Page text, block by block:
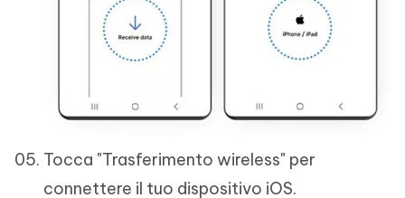
Tocca "Trasferimento wireless" per
connettere il tuo dispositivo iOS.